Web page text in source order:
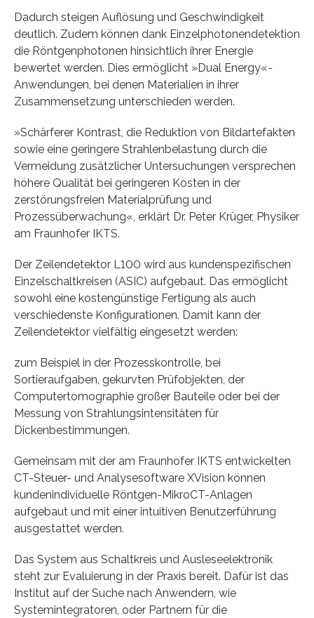
Dadurch steigen Auflösung und Geschwindigkeit
deutlich. Zudem können dank Einzelphotonendetektion
die Röntgenphotonen hinsichtlich ihrer Energie
bewertet werden. Dies ermöglicht »Dual Energy«-
Anwendungen, bei denen Materialien in ihrer
Zusammensetzung unterschieden werden.
»Schärferer Kontrast, die Reduktion von Bildartefakten
sowie eine geringere Strahlenbelastung durch die
Vermeidung zusätzlicher Untersuchungen versprechen
höhere Qualität bei geringeren Kosten in der
zerstörungsfreien Materialprüfung und
Prozessüberwachung«, erklärt Dr. Peter Krüger, Physiker
am Fraunhofer IKTS.
Der Zeilendetektor L100 wird aus kundenspezifischen
Einzelschaltkreisen (ASIC) aufgebaut. Das ermöglicht
sowohl eine kostengünstige Fertigung als auch
verschiedenste Konfigurationen. Damit kann der
Zeilendetektor vielfältig eingesetzt werden:
zum Beispiel in der Prozesskontrolle, bei
Sortieraufgaben, gekurvten Prüfobjekten, der
Computertomographie großer Bauteile oder bei der
Messung von Strahlungsintensitäten für
Dickenbestimmungen.
Gemeinsam mit der am Fraunhofer IKTS entwickelten
CT-Steuer- und Analysesoftware XVision können
kundenindividuelle Röntgen-MikroCT-Anlagen
aufgebaut und mit einer intuitiven Benutzerführung
ausgestattet werden.
Das System aus Schaltkreis und Ausleseelektronik
steht zur Evaluierung in der Praxis bereit. Dafür ist das
Institut auf der Suche nach Anwendern, wie
Systemintegratoren, oder Partnern für die